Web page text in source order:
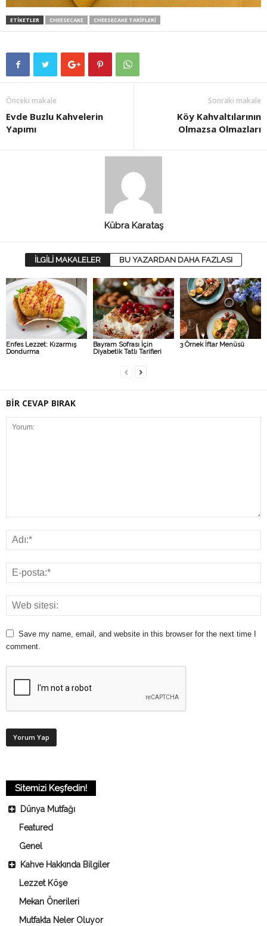
ETİKETLER CHEESECAKE CHEESECAKE TARIFLERI
Önceki makale
Evde Buzlu Kahvelerin
Yapımı
Sonraki makale
Köy Kahvaltılarının
Olmazsa Olmazları
Kübra Karataş
İLGİLİ MAKALELER BU YAZARDAN DAHA FAZLASI
Enfes Lezzet: Kızarmış
Dondurma
Bayram Sofrası İçin
Diyabetik Tatlı Tarifleri
3 Örnek İftar Menüsü
BİR CEVAP BIRAK
Save my name, email, and website in this browser for the next time I
comment.
Sitemizi Keşfedin!
Dünya Mutfağı
Featured
Genel
Kahve Hakkında Bilgiler
Lezzet Köşe
Mekan Önerileri
Mutfakta Neler Oluyor